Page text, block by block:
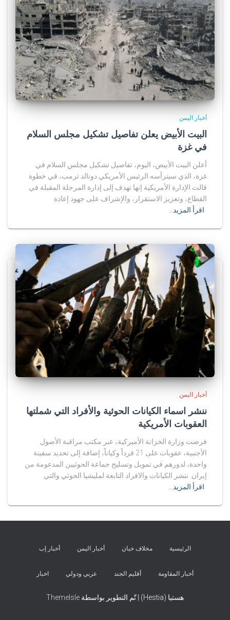
أخبار اليمن
البيت الأبيض يعلن تفاصيل تشكيل مجلس السلام
في غزة
أعلن البيت الأبيض، اليوم، تفاصيل تشكيل مجلس السلام في
غزة، الذي سيترأسه الرئيس الأمريكي دونالد ترمب، في خطوة
قالت الإدارة الأمريكية إنها تهدف إلى إدارة المرحلة المقبلة في
القطاع، وتعزيز الاستقرار، والإشراف على جهود إعادة
اقرأ المزيد…
أخبار اليمن
ننشر اسماء الكيانات الحوثية والأفراد التي شملتها
العقوبات الأمريكية
فرضت وزارة الخزانة الأميركية، عبر مكتب مراقبة الأصول
الأجنبية، عقوبات على 21 فرداً وكياناً، إضافة إلى تحديد سفينة
واحدة، لدورهم في تمويل وتسليح جماعة الحوثيين المدعومة من
إيران. ننشر الكيانات والافراد التابعة لمليشيا الحوثي والتي
اقرأ المزيد…
الرئيسية مخلاف خبان أخبار اليمن أخبار إب
أخبار المقاومة أقليم الجند عربي ودولي اخبار
هستيا (Hestia) | تّم التطوير بواسطة ThemeIsle